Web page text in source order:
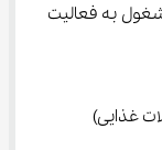
زیر مشغول به فعالیت
غذایی)